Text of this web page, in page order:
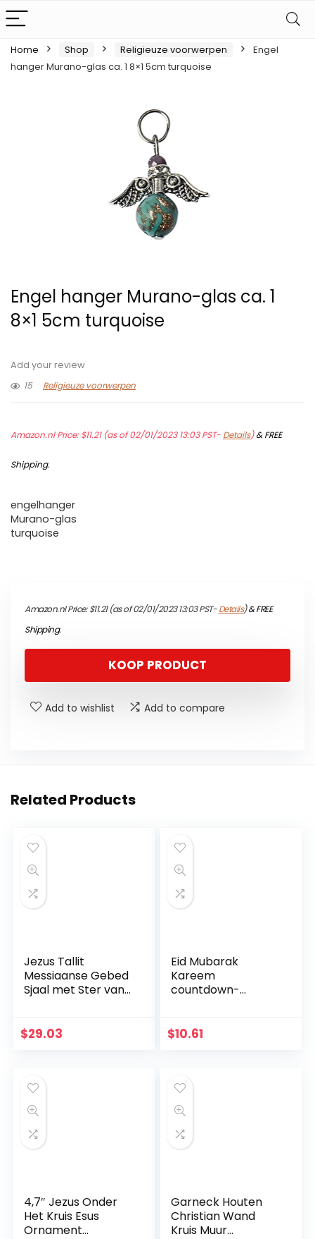
Home Shop Religieuze voorwerpen
Engel
hanger Murano-glas ca. 1 8×1 5cm turquoise
Engel hanger Murano-glas ca. 1
8×1 5cm turquoise
Add your review
15
Religieuze voorwerpen
Amazon.nl Price:$11.21(as of 02/01/2023 13:03 PST- Details)&FREE
Shipping.
engelhanger
Murano-glas
turquoise
Amazon.nl Price:$11.21(as of 02/01/2023 13:03 PST-Details)&FREE
Shipping.
KOOP PRODUCT
Add to wishlist Add to compare
Related Products
Jezus Tallit
Messiaanse Gebed
Sjaal met Ster van
$29.03
Eid Mubarak
Kareem
countdown-
kalender met 30
decoratie
$10.61
4,7″ Jezus Onder
Het Kruis Esus
Ornament
Garneck Houten
Christian Wand
Kruis Muur